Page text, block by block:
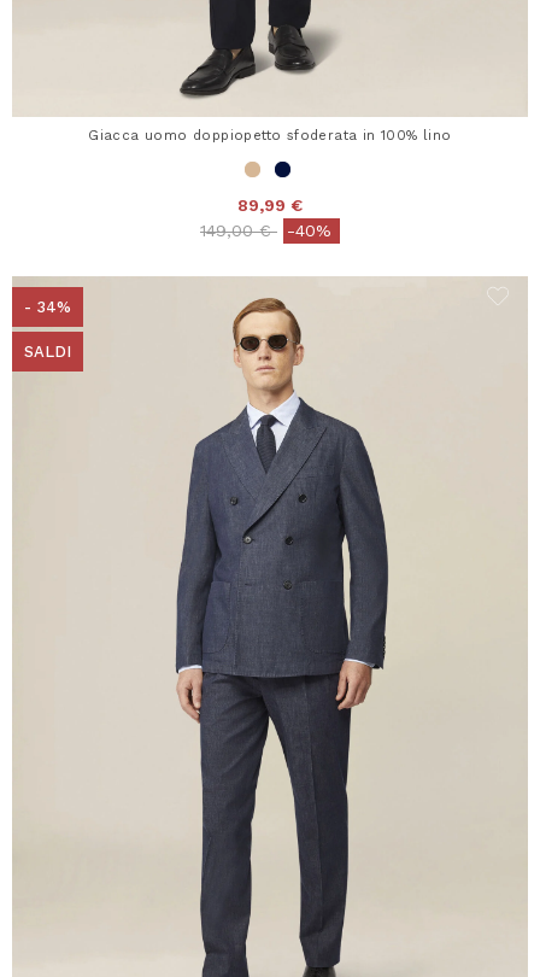
Giacca uomo doppiopetto sfoderata in 100% lino
89,99 €
Price reduced from
149,00 €to-40%
- 34%
SALDI